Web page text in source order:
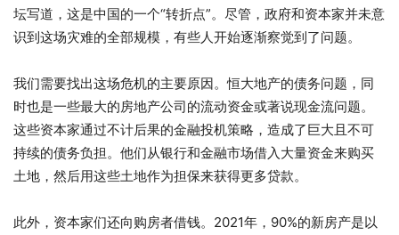
坛写道，这是中国的一个“转折点”。尽管，政府和资本家并未意
识到这场灾难的全部规模，有些人开始逐渐察觉到了问题。
我们需要找出这场危机的主要原因。恒大地产的债务问题，同
时也是一些最大的房地产公司的流动资金或著说现金流问题。
这些资本家通过不计后果的金融投机策略，造成了巨大且不可
持续的债务负担。他们从银行和金融市场借入大量资金来购买
土地，然后用这些土地作为担保来获得更多贷款。
此外，资本家们还向购房者借钱。2021年，90%的新房产是以